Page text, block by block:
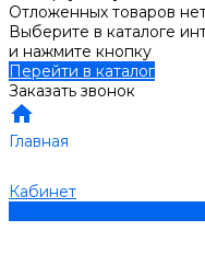
Отложенных товаров
Выберите в каталоге
и нажмите кнопку
Перейти в каталог
Заказать звонок
Главная
Кабинет